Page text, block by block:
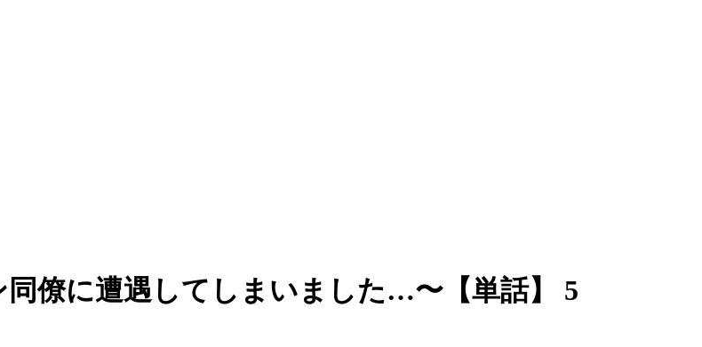
僚に遭遇してしまいました…〜【単話】 5